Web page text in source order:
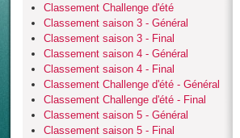
Classement Challenge d'été
Classement saison 3 - Général
Classement saison 3 - Final
Classement saison 4 - Général
Classement saison 4 - Final
Classement Challenge d'été - Général
Classement Challenge d'été - Final
Classement saison 5 - Général
Classement saison 5 - Final